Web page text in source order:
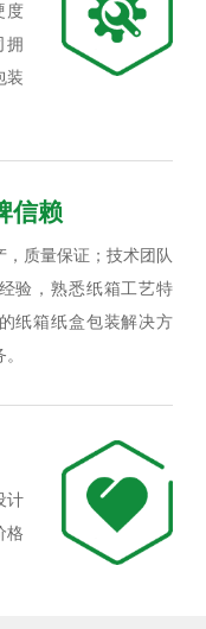
度
拥
装
信赖
质量保证；技术团队
验，熟悉纸箱工艺特
纸箱纸盒包装解决方
计
格